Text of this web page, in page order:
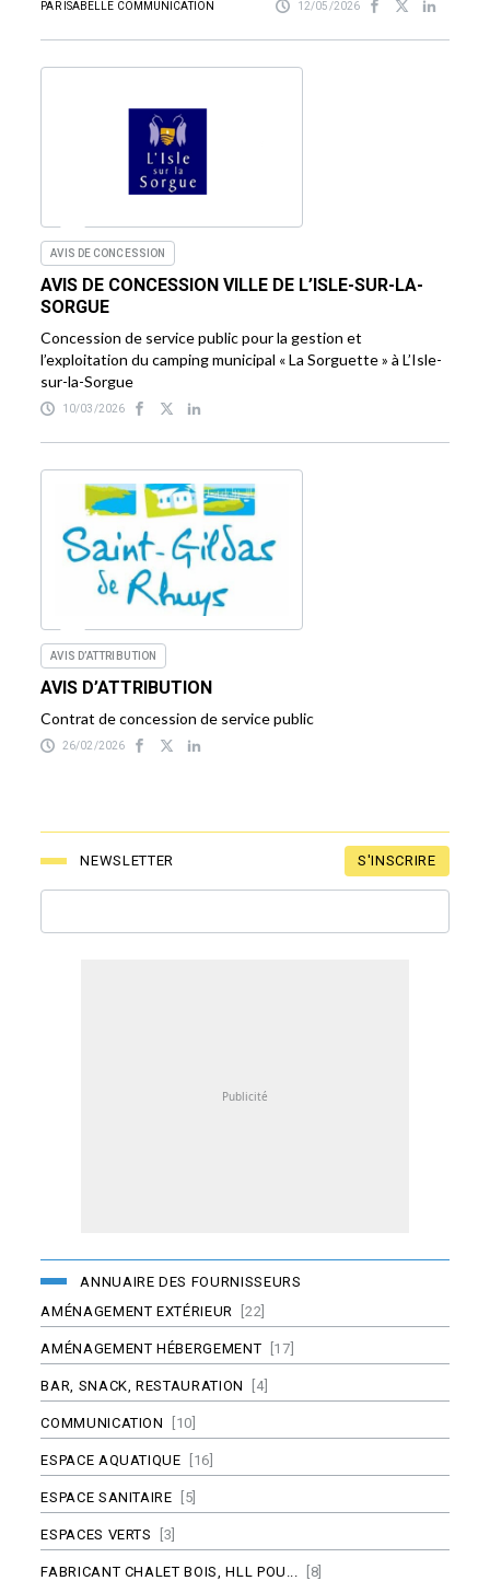
PAR ISABELLE COMMUNICATION 12/05/2026
AVIS DE CONCESSION
AVIS DE CONCESSION VILLE DE L’ISLE-SUR-LA-
SORGUE
Concession de service public pour la gestion et
l’exploitation du camping municipal « La Sorguette » à L’Isle-
sur-la-Sorgue
10/03/2026
AVIS D’ATTRIBUTION
AVIS D’ATTRIBUTION
Contrat de concession de service public
26/02/2026
NEWSLETTER S'INSCRIRE
ANNUAIRE DES FOURNISSEURS
AMÉNAGEMENT EXTÉRIEUR
[22]
AMÉNAGEMENT HÉBERGEMENT [17]
BAR, SNACK, RESTAURATION [4]
COMMUNICATION [10]
ESPACE AQUATIQUE [16]
ESPACE SANITAIRE [5]
ESPACES VERTS [3]
FABRICANT CHALET BOIS, HLL POU... [8]